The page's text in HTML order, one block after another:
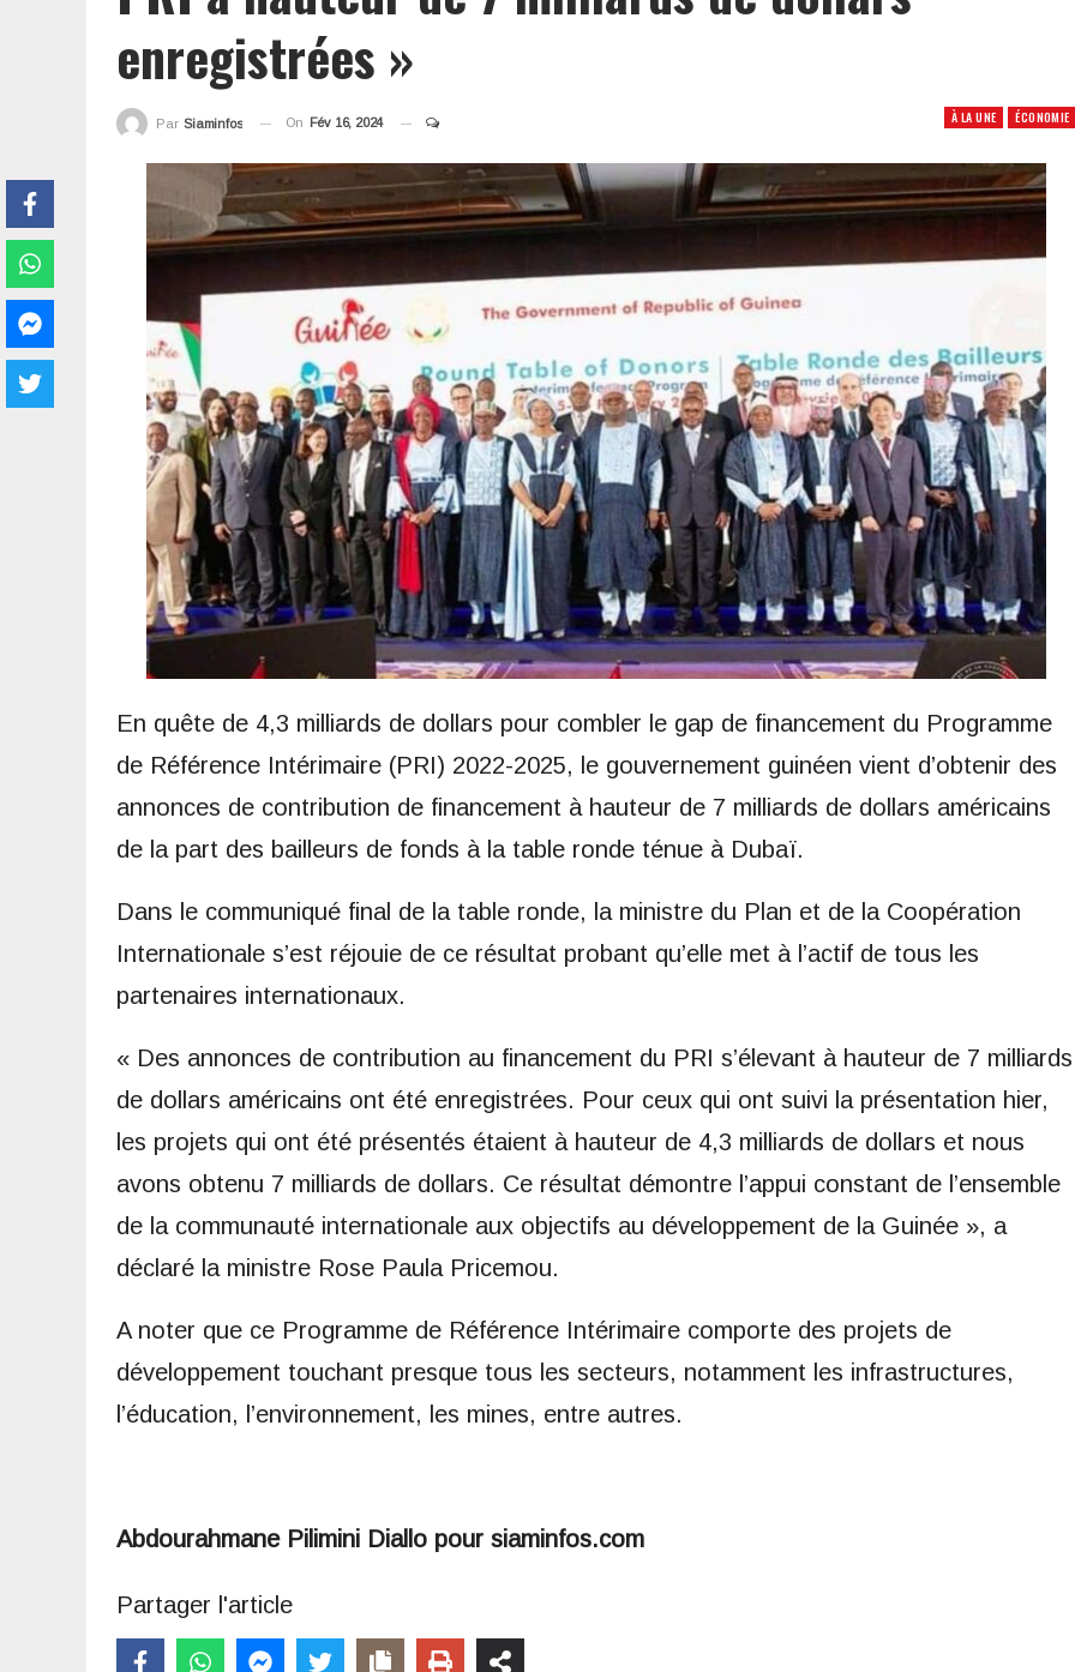
enregistrées »
À LA UNE ÉCONOMIE
Par Siaminfos On Fév 16, 2024
En quête de 4,3 milliards de dollars pour combler le gap de financement du Programme
de Référence Intérimaire (PRI) 2022-2025, le gouvernement guinéen vient d’obtenir des
annonces de contribution de financement à hauteur de 7 milliards de dollars américains
de la part des bailleurs de fonds à la table ronde ténue à Dubaï.
Dans le communiqué final de la table ronde, la ministre du Plan et de la Coopération
Internationale s’est réjouie de ce résultat probant qu’elle met à l’actif de tous les
partenaires internationaux.
« Des annonces de contribution au financement du PRI s’élevant à hauteur de 7 milliards
de dollars américains ont été enregistrées. Pour ceux qui ont suivi la présentation hier,
les projets qui ont été présentés étaient à hauteur de 4,3 milliards de dollars et nous
avons obtenu 7 milliards de dollars. Ce résultat démontre l’appui constant de l’ensemble
de la communauté internationale aux objectifs au développement de la Guinée », a
déclaré la ministre Rose Paula Pricemou.
A noter que ce Programme de Référence Intérimaire comporte des projets de
développement touchant presque tous les secteurs, notamment les infrastructures,
l’éducation, l’environnement, les mines, entre autres.
Abdourahmane Pilimini Diallo pour siaminfos.com
Partager l'article